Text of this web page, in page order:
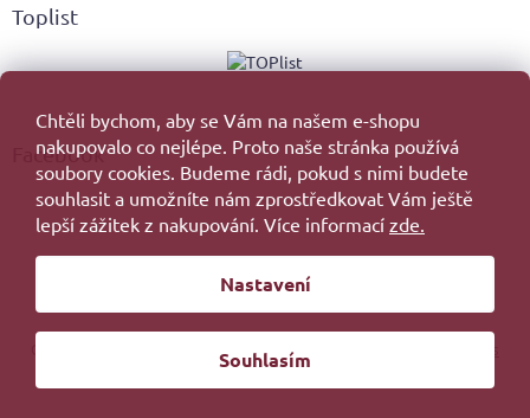
Chtěli bychom, aby se Vám na našem e-shopu
nakupovalo co nejlépe. Proto naše stránka používá
soubory cookies. Budeme rádi, pokud s nimi budete
souhlasit a umožníte nám zprostředkovat Vám ještě
lepší zážitek z nakupování. Více informací zde.
Nastavení
Souhlasím
Toplist
Facebook
Vytvořil Shoptet
. Všechna práva vyhrazena.
Redesign byFilipesmedia 🧡